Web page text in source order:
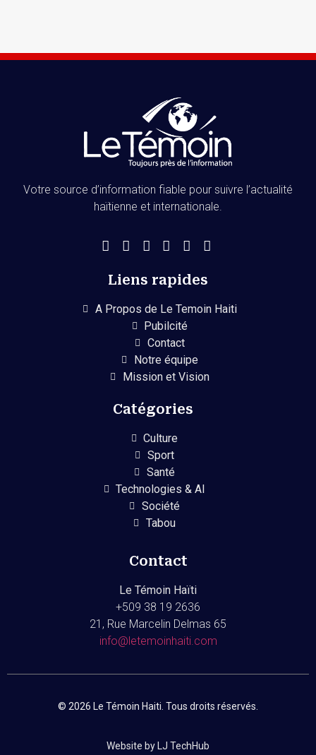
Votre source d’information fiable pour suivre l’actualité
haïtienne et internationale.
Liens rapides
A Propos de Le Temoin Haiti
Pubilcité
Contact
Notre équipe
Mission et Vision
Catégories
Culture
Sport
Santé
Technologies & AI
Société
Tabou
Contact
Le Témoin Haïti
+509 38 19 2636
21, Rue Marcelin Delmas 65
info@letemoinhaiti.com
© 2026 Le Témoin Haiti. Tous droits réservés.
Website by LJ TechHub